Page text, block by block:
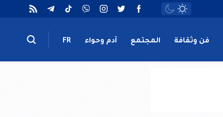
فن وثقافة المجتمع آدم وحواء FR